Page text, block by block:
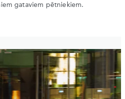
gataviem pētniekiem.